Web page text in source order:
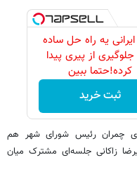
یه راه حل ساده
جلوگیری از پیری پیدا
کرده!حتما ببین
ثبت خرید
چمران رئیس شورای شهر هم
زاکانی جلسه‌ای مشترک میان